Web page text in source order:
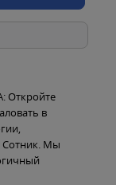
Откройте
в
Сотник. Мы